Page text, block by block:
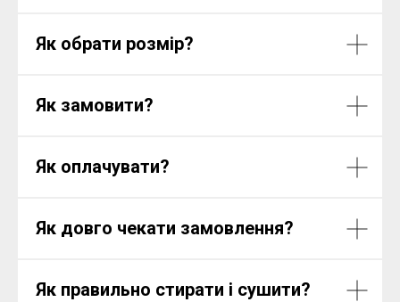
Як обрати розмір?
Як замовити?
Як оплачувати?
Як довго чекати замовлення?
Як правильно стирати і сушити?